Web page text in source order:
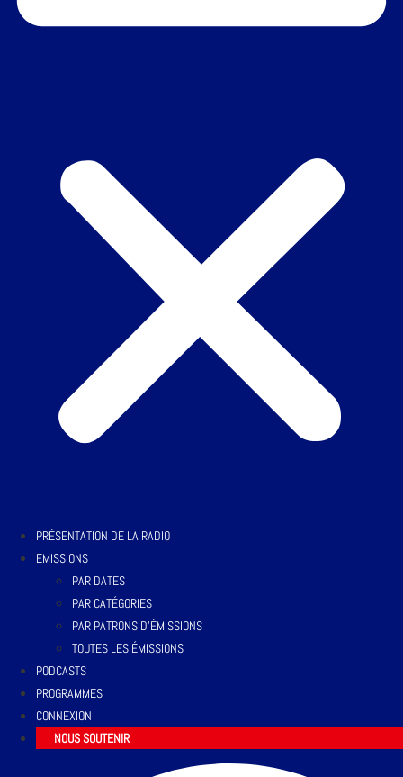
PRÉSENTATION DE LA RADIO
EMISSIONS
PAR DATES
PAR CATÉGORIES
PAR PATRONS D’ÉMISSIONS
TOUTES LES ÉMISSIONS
PODCASTS
PROGRAMMES
CONNEXION
NOUS SOUTENIR